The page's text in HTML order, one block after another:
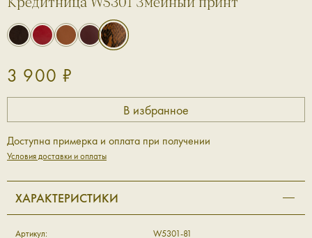
3 900 ₽
Доступна примерка и оплата при получении
Условия доставки и оплаты
ХАРАКТЕРИСТИКИ
Артикул:
W5301-81